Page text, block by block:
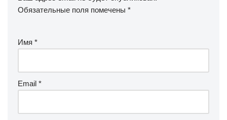
Обязательные поля помечены *
Имя *
Email *